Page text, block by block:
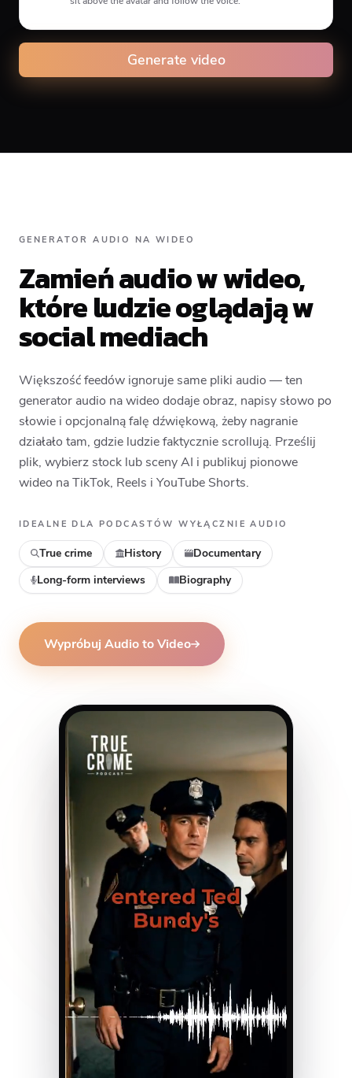
Animation type
Caption animation color
Alignment
Generate video
GENERATOR AUDIO NA WIDEO
Zamień audio w wideo,
które ludzie oglądają w
social mediach
Większość feedów ignoruje same pliki audio — ten
generator audio na wideo dodaje obraz, napisy słowo po
słowie i opcjonalną falę dźwiękową, żeby nagranie
działało tam, gdzie ludzie faktycznie scrollują. Prześlij
plik, wybierz stock lub sceny AI i publikuj pionowe
wideo na TikTok, Reels i YouTube Shorts.
IDEALNE DLA PODCASTÓW WYŁĄCZNIE AUDIO
True crime History
Documentary
Long-form interviews
Biography
Wypróbuj Audio to Video